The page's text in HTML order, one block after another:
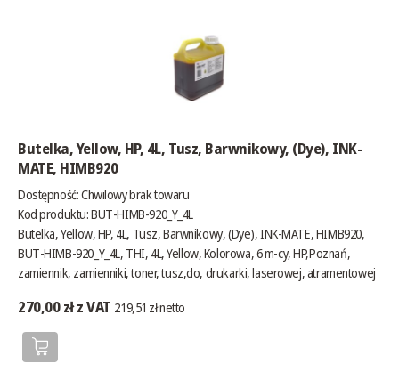
Butelka, Yellow, HP, 4L, Tusz, Barwnikowy, (Dye), INK-
MATE, HIMB920
Dostępność:Chwilowy brak towaru
Kod produktu: BUT-HIMB-920_Y_4L
Butelka, Yellow, HP, 4L, Tusz, Barwnikowy, (Dye), INK-MATE, HIMB920,
BUT-HIMB-920_Y_4L, THI, 4L, Yellow, Kolorowa, 6 m-cy, HP,Poznań,
zamiennik, zamienniki, toner, tusz,do, drukarki, laserowej, atramentowej
270,00 zł z VAT 219,51 zł netto